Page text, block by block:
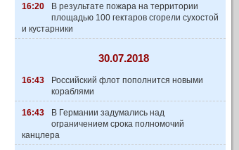
16:20
В результате пожара на территории
площадью 100 гектаров сгорели сухостой
и кустарники
30.07.2018
16:43
Российский флот пополнится новыми
кораблями
16:43
В Германии задумались над
ограничением срока полномочий
канцлера